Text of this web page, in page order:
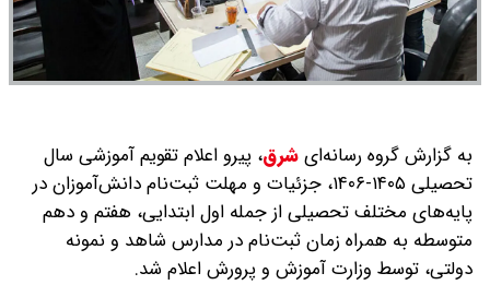
به گزارش گروه رسانه‌ایشرق، پیرو اعلام تقویم آموزشی سال
تحصیلی ۱۴۰۵-۱۴۰۶، جزئیات و مهلت‌ ثبت‌نام دانش‌آموزان در
پایه‌های مختلف تحصیلی از جمله اول ابتدایی، هفتم و دهم
متوسطه به همراه زمان ثبت‌نام در مدارس شاهد و نمونه
دولتی، توسط وزارت آموزش و پرورش اعلام شد.